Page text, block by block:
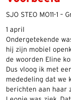
SJO STEO MO11-1 –
1 april
Ondergetekende
hij zijn mobiel
de woorden Eline
Dus vloog ik met
mededeling dat we
berichten aan haar